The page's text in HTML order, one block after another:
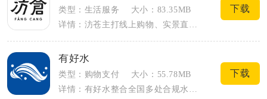
类型：生活服务
大小：83.35MB
下载
有好水
类型：购物支付
大小：55.78MB
下载